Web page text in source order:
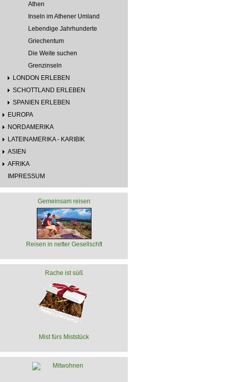
Athen
Inseln im Athener Umland
Lebendige Jahrhunderte
Griechentum
Die Weite suchen
Grenzinseln
LONDON ERLEBEN
SCHOTTLAND ERLEBEN
SPANIEN ERLEBEN
EUROPA
NORDAMERIKA
LATEINAMERIKA - KARIBIK
ASIEN
AFRIKA
IMPRESSUM
Gemeinsam reisen
Reisen in netter Gesellschft
Rache ist süß
Mist fürs Miststück